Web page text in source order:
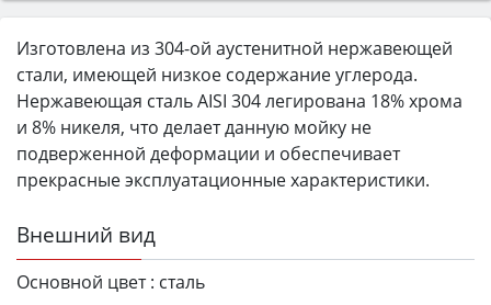
Изготовлена из 304-ой аустенитной нержавеющей
стали, имеющей низкое содержание углерода.
Нержавеющая сталь AISI 304 легирована 18% хрома
и 8% никеля, что делает данную мойку не
подверженной деформации и обеспечивает
прекрасные эксплуатационные характеристики.
Внешний вид
Основной цвет : сталь